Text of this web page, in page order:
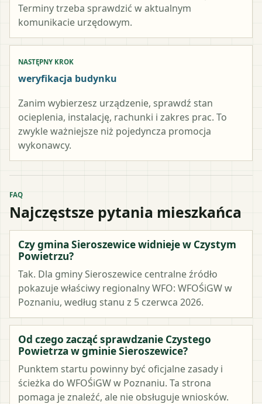
Terminy trzeba sprawdzić w aktualnym
komunikacie urzędowym.
NASTĘPNY KROK
weryfikacja budynku
Zanim wybierzesz urządzenie, sprawdź stan
ocieplenia, instalację, rachunki i zakres prac. To
zwykle ważniejsze niż pojedyncza promocja
wykonawcy.
FAQ
Najczęstsze pytania mieszkańca
Czy gmina Sieroszewice widnieje w Czystym
Powietrzu?
Tak. Dla gminy Sieroszewice centralne źródło
pokazuje właściwy regionalny WFO: WFOŚiGW w
Poznaniu, według stanu z 5 czerwca 2026.
Od czego zacząć sprawdzanie Czystego
Powietrza w gminie Sieroszewice?
Punktem startu powinny być oficjalne zasady i
ścieżka do WFOŚiGW w Poznaniu. Ta strona
pomaga je znaleźć, ale nie obsługuje wniosków.